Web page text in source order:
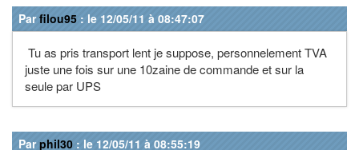
Parfilou95 : le 12/05/11 à 08:47:07
Tu as pris transport lent je suppose, personnelement TVA
juste une fois sur une 10zaine de commande et sur la
seule par UPS
Parphil30 : le 12/05/11 à 08:55:19